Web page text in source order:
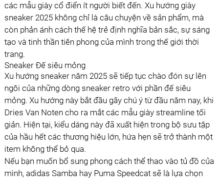
các mẫu giày cổ điển ít người biết đến. Xu hướng giày
sneaker 2025 không chỉ là câu chuyện về sản phẩm, mà
còn phản ánh cách thế hệ trẻ định nghĩa bản sắc, sự sáng
tạo và tinh thần tiên phong của mình trong thế giới thời
trang.
Sneaker Đế siêu mỏng
Xu hướng sneaker năm 2025 sẽ tiếp tục chào đón sự lên
ngôi của những dòng sneaker retro với phần đế siêu
mỏng. Xu hướng này bắt đầu gây chú ý từ đầu năm nay, khi
Dries Van Noten cho ra mắt các mẫu giày streamline tối
giản. Hiện tại, kiểu dáng này đã xuất hiện trong bộ sưu tập
của hầu hết các thương hiệu lớn, hứa hẹn sẽ trở thành một
item không thể bỏ qua.
Nếu bạn muốn bổ sung phong cách thể thao vào tủ đồ của
mình, adidas Samba hay Puma Speedcat sẽ là lựa chọn